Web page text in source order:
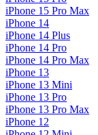
iPhone 15 Pro Max
iPhone 14
iPhone 14 Plus
iPhone 14 Pro
iPhone 14 Pro Max
iPhone 13
iPhone 13 Mini
iPhone 13 Pro
iPhone 13 Pro Max
iPhone 12